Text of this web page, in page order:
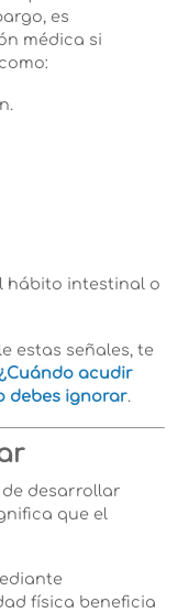
es
médica si
hábito intestinal o
estas señales, te
acudir
debes ignorar.
de desarrollar
que el
física beneficia